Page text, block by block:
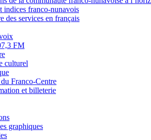
indices franco-nunavois
des services en français
FM
culturel
Franco-Centre
et billeterie
graphiques